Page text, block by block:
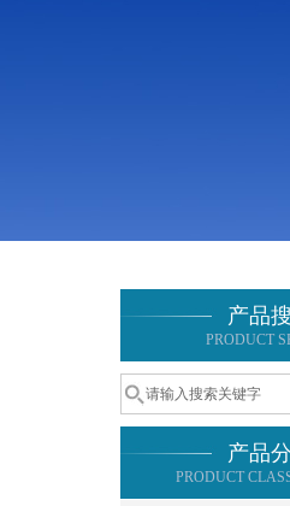
产品
PRODUCT
产品
PRODUCT